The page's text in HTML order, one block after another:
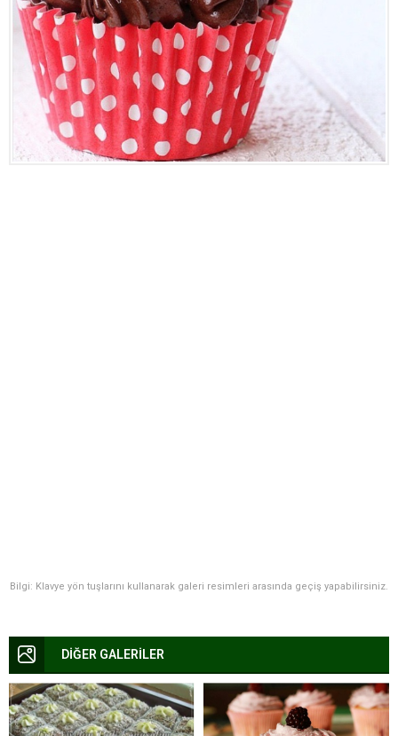
Bilgi: Klavye yön tuşlarını kullanarak galeri resimleri arasında geçiş yapabilirsiniz.
DİĞER GALERİLER